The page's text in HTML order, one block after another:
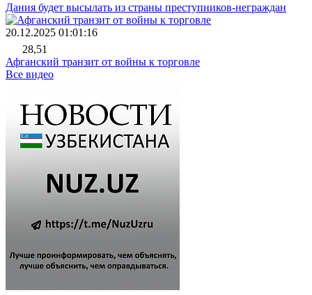
Дания будет высылать из страны преступников-неграждан
20.12.2025 01:01:16
28,51
Афганский транзит от войны к торговле
Все видео